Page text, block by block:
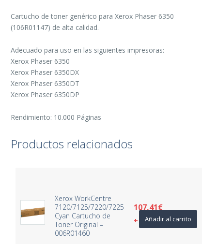
Cartucho de toner genérico para Xerox Phaser 6350
(106R01147) de alta calidad.
Adecuado para uso en las siguientes impresoras:
Xerox Phaser 6350
Xerox Phaser 6350DX
Xerox Phaser 6350DT
Xerox Phaser 6350DP
Rendimiento: 10.000 Páginas
Productos relacionados
Xerox WorkCentre
7120/7125/7220/7225
Cyan Cartucho de
Toner Original –
006R01460
107,41€
+ IVAAñadir al carrito